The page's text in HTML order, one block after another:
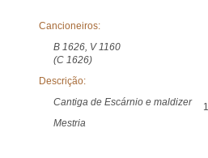
Cancioneiros:
B 1626, V 1160
(C 1626)
Descrição:
Cantiga de Escárnio e maldizer
Mestria